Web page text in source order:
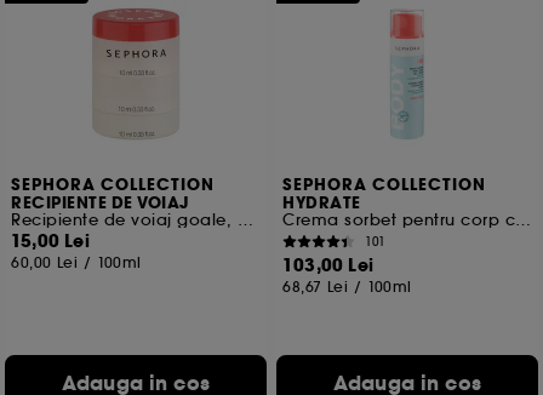
SEPHORA COLLECTION
RECIPIENTE DE VOIAJ
Recipiente de voiaj goale, cu posibilitate de stivuire
15,00 Lei
60,00 Lei / 100ml
Adauga in cos
SEPHORA COLLECTION
HYDRATE
Crema sorbet pentru corp cu acid hialuronic + acid poliglutamic
101
103,00 Lei
68,67 Lei / 100ml
Adauga in cos